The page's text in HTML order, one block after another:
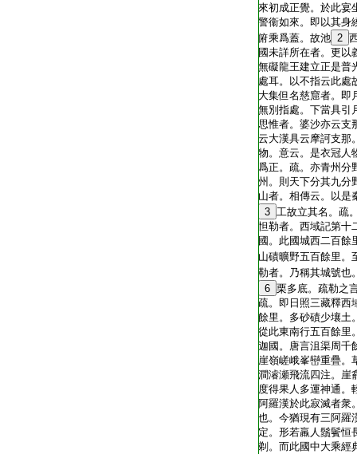
來初成正覺。於此宴
警衞如來。即以其身
俯乘爲蓋。故池 2
國未詳所在者。更以
無礙龍王建立正是普
處耳。以不指云此處
大集但名慈窟者。即
無別指處。下當具引
思惟者。婆沙亦云支
云大漢具云摩訶支那
物。意云。是衣冠人
爲正。疏。亦青州分
州。則天下分其九分
山者。相傳云。以是
3 工故立其名。疏
怛勒者。西域記第十
國。此國城西二百餘
山磧曠野五百餘里。
勒者。乃稱其城號也
6 栗多底。疏勒之
疏。即日照三藏釋西
餘里。多砂磧少壤土
從此東南行五百餘里
迦國。唐言沮渠周千
崖嶺嵯峨峯巒重疊。
澗濬瀬飛流四注。崖
度得果人多運神通。
阿羅漢於此寂滅者衆
也。今猶現有三阿羅
定。形若羸人鬚鬢恒
剃。而此國中大乘經